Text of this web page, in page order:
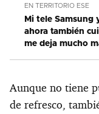
EN TERRITORIO ESE
Mi tele Samsung
ahora también
me deja mucho
Aunque no tiene
de refresco,